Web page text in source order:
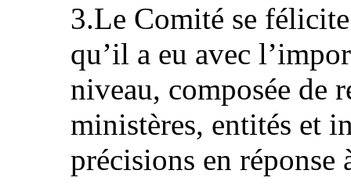
3.Le Comité se
qu’il a eu avec
niveau, composée de
ministères, entités et
précisions en réponse